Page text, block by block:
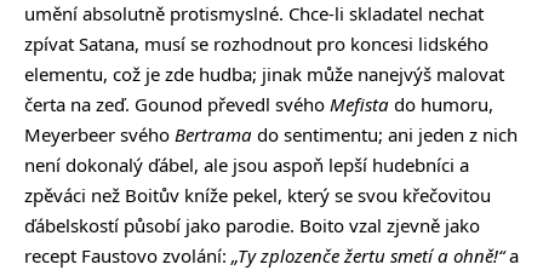
umění absolutně protismyslné. Chce-li skladatel nechat
zpívat Satana, musí se rozhodnout pro koncesi lidského
elementu, což je zde hudba; jinak může nanejvýš malovat
čerta na zeď. Gounod převedl svého Mefista do humoru,
Meyerbeer svého Bertrama do sentimentu; ani jeden z nich
není dokonalý ďábel, ale jsou aspoň lepší hudebníci a
zpěváci než Boitův kníže pekel, který se svou křečovitou
ďábelskostí působí jako parodie. Boito vzal zjevně jako
recept Faustovo zvolání: „Ty zplozenče žertu smetí a ohně!“a